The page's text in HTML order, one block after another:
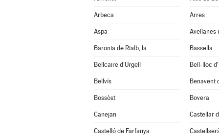
Arbeca Arres
Aspa Avellanes
Baronia de Rialb, la Bassella
Bellcaire d'Urgell Bell-lloc
Bellvís Benavent
Bossòst Bovera
Canejan Castellar
Castelló de Farfanya